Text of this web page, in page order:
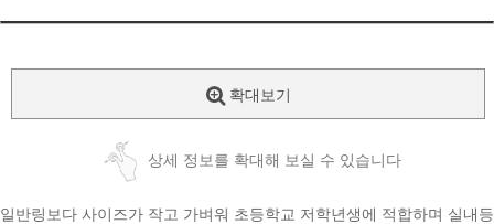
확대보기
상세 정보를 확대해 보실 수 있습니다
일반링보다 사이즈가 작고 가벼워 초등학교 저학년생에 적합하며 실내등